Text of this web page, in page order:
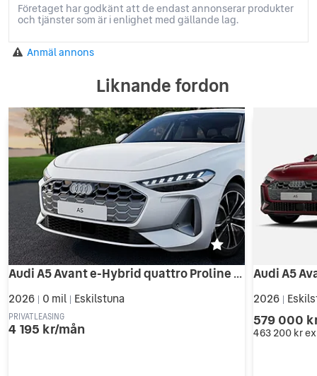
Företaget har godkänt att de endast annonserar produkter
och tjänster som är i enlighet med gällande lag.
Anmäl annons
Liknande fordon
Audi A5 Avant e-Hybrid quattro Proline Businesslease 4195:- ex
2026 0 mil Eskilstuna
PRIVATLEASING
4 195 kr/mån
2026
579 000
463 200 kr